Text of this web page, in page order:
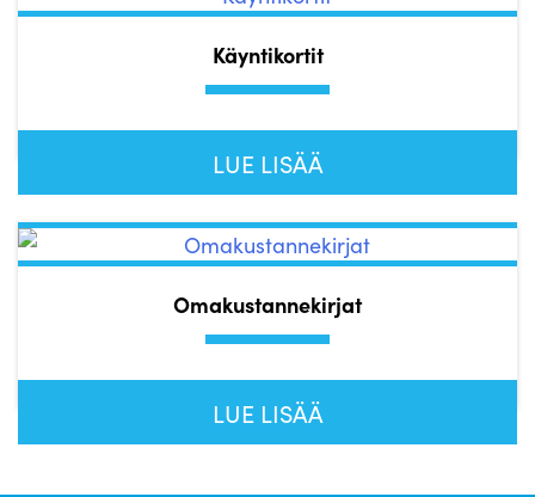
Käyntikortit
LUE LISÄÄ
Omakustannekirjat
LUE LISÄÄ